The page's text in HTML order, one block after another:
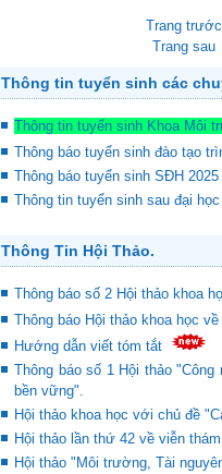
Trang trước
Trang sau
Thông tin tuyển sinh các
Thông tin tuyển sinh Khoa Môi
Thông báo tuyển sinh đào tạo
Thông báo tuyển sinh SĐH
Thông tin tuyển sinh sau đại
Thông Tin Hội Thảo.
Thông báo số 2 Hội thảo khoa
Thông báo Hội thảo khoa học
Hướng dẫn viết tóm tắt
Thông báo số 1 Hội thảo
bền vững".
Hội thảo khoa học với chủ đề
Hội thảo lần thứ 42 về viễn
Hội thảo "Môi trường, Tài